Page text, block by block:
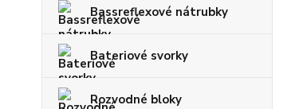
Bassreflexové nátrubky
Bateriové svorky
Rozvodné bloky